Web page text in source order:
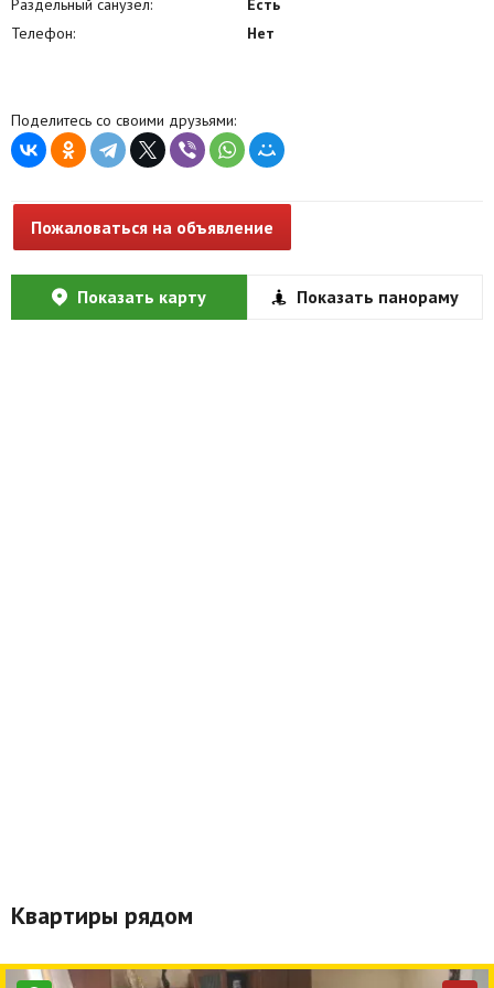
Раздельный санузел:
Есть
Телефон:
Нет
Поделитесь со своими друзьями:
Пожаловаться на объявление
Показать карту Показать панораму
Квартиры рядом